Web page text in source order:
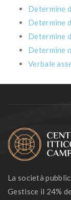
Determine
Determine
Determine
Determine
Verbale
La società
Gestisce il 24%